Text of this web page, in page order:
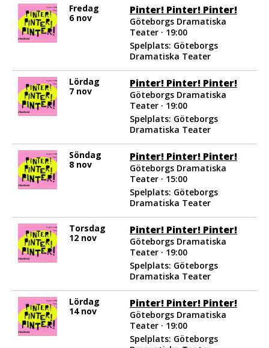
Fredag
6 nov
Pinter! Pinter! Pinter!
Göteborgs Dramatiska
Teater · 19:00
Spelplats: Göteborgs
Dramatiska Teater
Lördag
7 nov
Pinter! Pinter! Pinter!
Göteborgs Dramatiska
Teater · 19:00
Spelplats: Göteborgs
Dramatiska Teater
Söndag
8 nov
Pinter! Pinter! Pinter!
Göteborgs Dramatiska
Teater · 15:00
Spelplats: Göteborgs
Dramatiska Teater
Torsdag
12 nov
Pinter! Pinter! Pinter!
Göteborgs Dramatiska
Teater · 19:00
Spelplats: Göteborgs
Dramatiska Teater
Lördag
14 nov
Pinter! Pinter! Pinter!
Göteborgs Dramatiska
Teater · 19:00
Spelplats: Göteborgs